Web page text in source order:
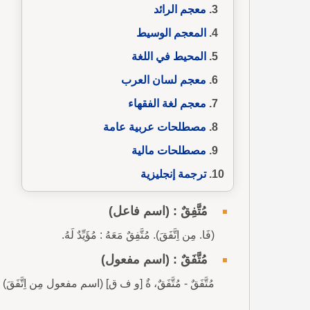
معجم الرائد
المعجم الوسيط
المحيط في اللغة
معجم لسان العرب
معجم لغة الفقهاء
مصطلحات عربية عامة
مصطلحات مالية
ترجمة إنجليزية
مُتَّفِقٌ : (اسم فاعل)
(فَا. مِن اِتَّفَقَ). مُتَّفِقٌ مَعَهُ : مُؤَيِّدٌ لَهُ.
مُتَّفَقٌ : (اسم مفعول)
مُتَّفَقٌ - مُتَّفَقٌ، ةٌ [و ف ق] (اسم مفعول مِن اِتَّفَقَ)